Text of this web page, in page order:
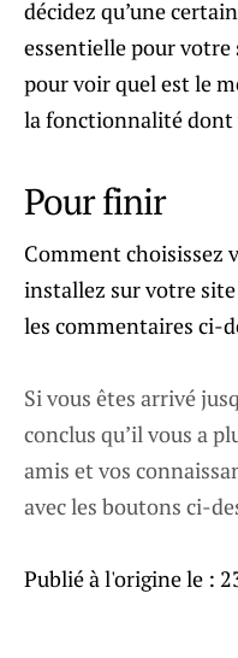
décidez qu’une
essentielle pour votre
pour voir quel est le
la fonctionnalité dont
Pour finir
Comment choisissez
installez sur votre
les commentaires ci-
Si vous êtes arrivé
conclus qu’il vous a
amis et vos
avec les boutons ci-
Publié à l'origine le :